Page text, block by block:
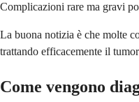
Complicazioni rare ma gravi
La buona notizia è che molte
trattando efficacemente il
Come vengono